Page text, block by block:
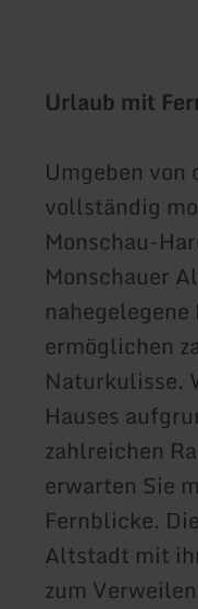
Urlaub mit
Umgeben
vollständig
Monschau-
Monschauer
ermöglichen
Naturkulisse.
Hauses
zahlreichen
erwarten Sie
Fernblicke.
Altstadt mit
zum